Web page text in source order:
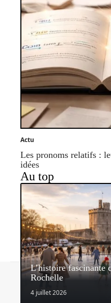
Actu
Les pronoms relatifs :
idées
Au top
L’histoire fascinante
Rochelle
4 juillet 2026
Contact